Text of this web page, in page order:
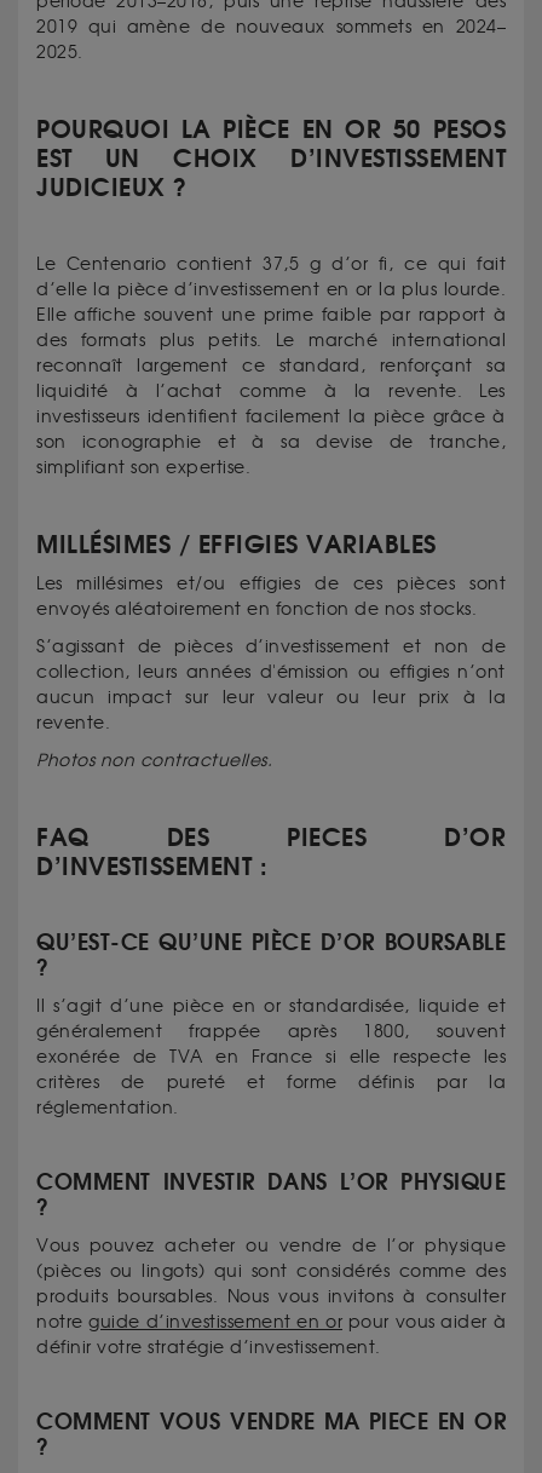
2019 qui amène de nouveaux sommets en 2024–
2025.
POURQUOI LA PIÈCE EN OR 50 PESOS
EST UN CHOIX D’INVESTISSEMENT
JUDICIEUX ?
Le Centenario contient 37,5 g d’or fi, ce qui fait
d’elle la pièce d’investissement en or la plus lourde.
Elle affiche souvent une prime faible par rapport à
des formats plus petits. Le marché international
reconnaît largement ce standard, renforçant sa
liquidité à l’achat comme à la revente. Les
investisseurs identifient facilement la pièce grâce à
son iconographie et à sa devise de tranche,
simplifiant son expertise.
MILLÉSIMES / EFFIGIES VARIABLES
Les millésimes et/ou effigies de ces pièces sont
envoyés aléatoirement en fonction de nos stocks.
S’agissant de pièces d’investissement et non de
collection, leurs années d'émission ou effigies n’ont
aucun impact sur leur valeur ou leur prix à la
revente.
Photos non contractuelles.
FAQ DES PIECES D’OR
D’INVESTISSEMENT :
QU’EST-CE QU’UNE PIÈCE D’OR BOURSABLE
?
Il s’agit d’une pièce en or standardisée, liquide et
généralement frappée après 1800, souvent
exonérée de TVA en France si elle respecte les
critères de pureté et forme définis par la
réglementation.
COMMENT INVESTIR DANS L’OR PHYSIQUE
?
Vous pouvez acheter ou vendre de l’or physique
(pièces ou lingots) qui sont considérés comme des
produits boursables. Nous vous invitons à consulter
notreguide d’investissement en or pour vous aider à
définir votre stratégie d’investissement.
COMMENT VOUS VENDRE MA PIECE EN OR
?